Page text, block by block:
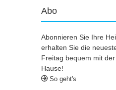
Abo
Abonnieren Sie Ihre
erhalten Sie die
Freitag bequem mit
Hause!
So geht's